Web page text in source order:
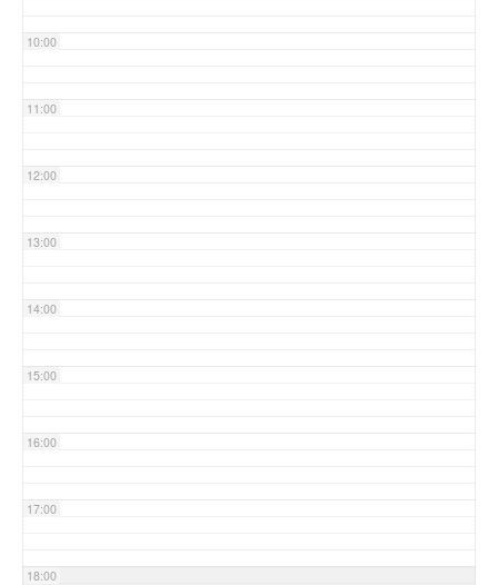
10:00
11:00
12:00
13:00
14:00
15:00
16:00
17:00
18:00